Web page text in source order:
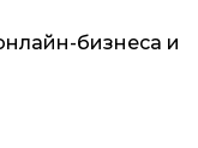
бизнеса и